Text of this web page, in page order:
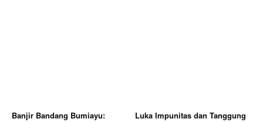
Banjir Bandang Bumiayu:
Luka Impunitas dan Tanggung